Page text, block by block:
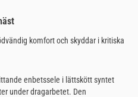
komfort och skyddar i kritiska
enbetssele i lättskött syntet
under dragarbetet. Den